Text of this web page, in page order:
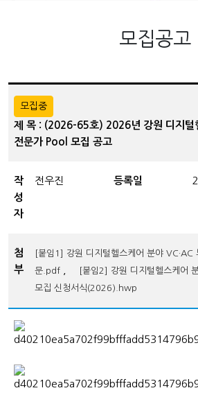
모집공고
모집중
제 목 : (2026-65호) 2026년 강원 디지털
전문가 Pool 모집 공고
작
성
자
전우진 등록일
첨
부
[붙임1] 강원 디지털헬스케어 분야
문.pdf
[붙임2] 강원 디지털헬스케어
모집 신청서식(2026).hwp